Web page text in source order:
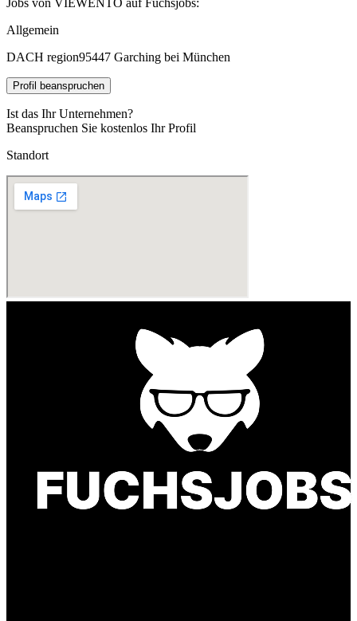
Allgemein
DACH region95447 Garching bei München
Profil beanspruchen
Ist das Ihr Unternehmen?
Beanspruchen Sie kostenlos Ihr Profil
Standort